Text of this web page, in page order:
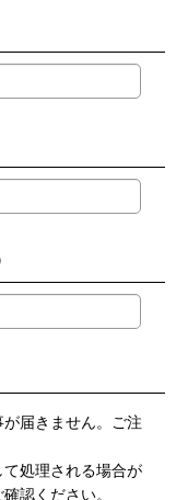
届きません。ご注
処理される場合が
認ください。